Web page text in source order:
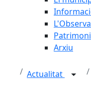
Arxiu
Actualitat